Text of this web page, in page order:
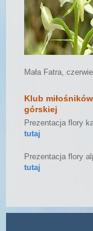
Mała Fatra,
Klub
górskiej
Prezentacja flory
tutaj
Prezentacja flory
tutaj